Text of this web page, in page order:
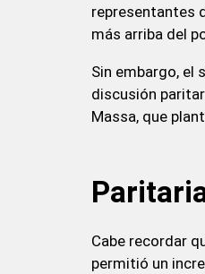
representantes
más arriba del
Sin embargo, el
discusión
Massa, que
Cabe recordar
permitió un